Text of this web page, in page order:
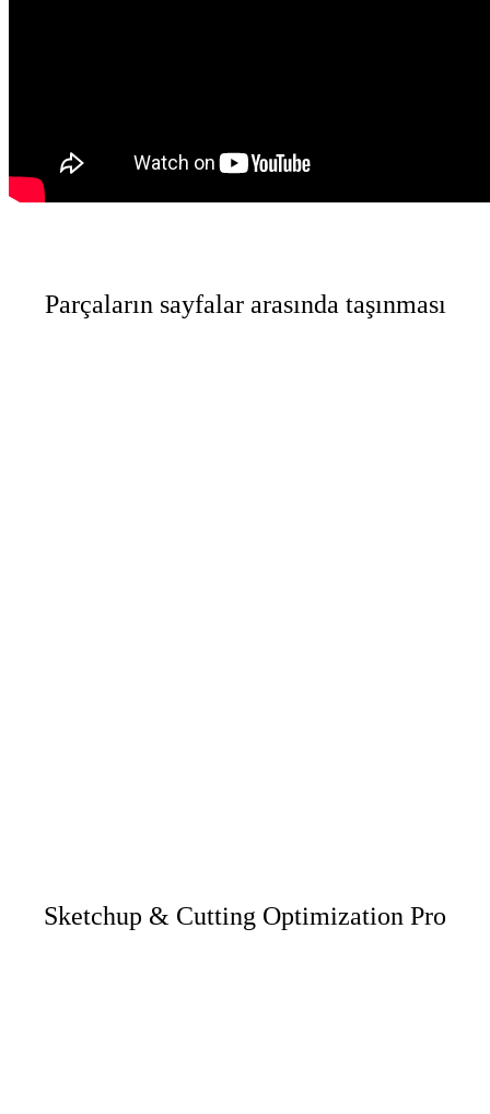
Parçaların sayfalar arasında taşınması
Sketchup & Cutting Optimization Pro